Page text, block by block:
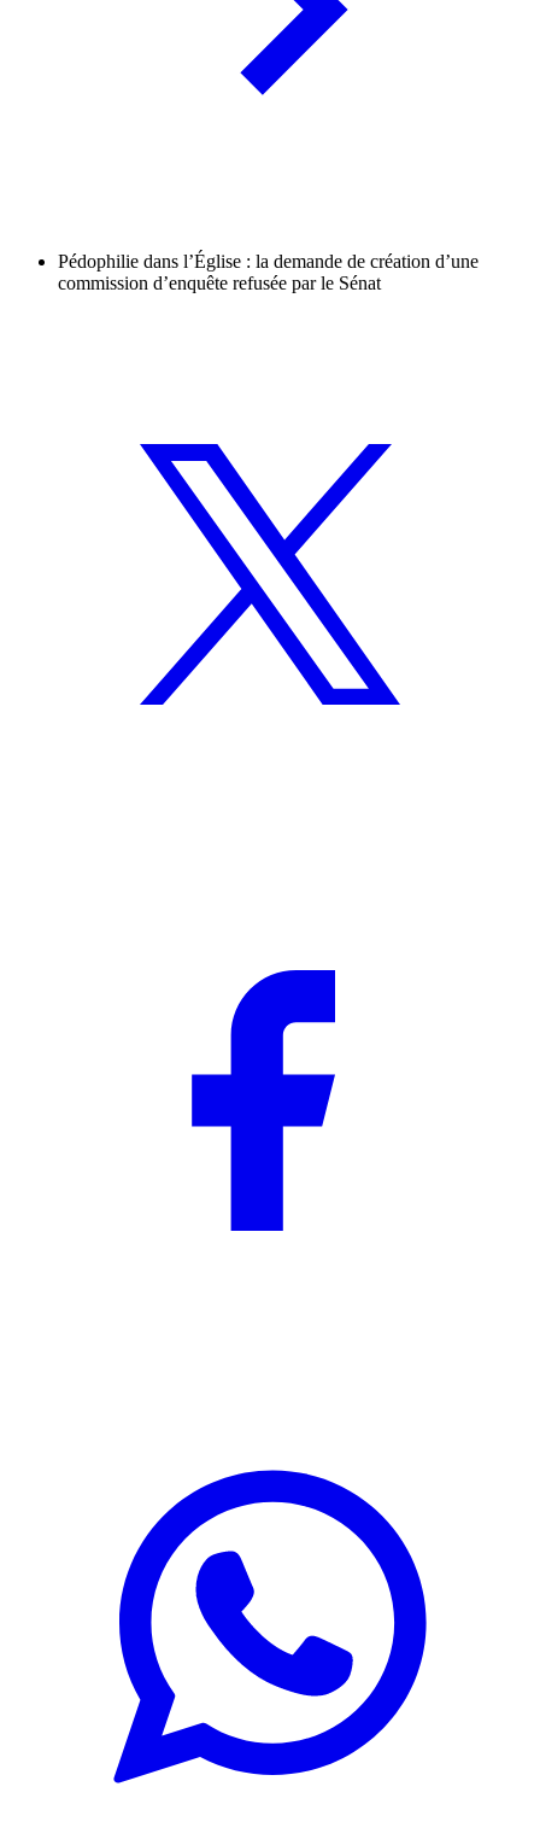
Pédophilie dans l’Église : la demande de création d’une
commission d’enquête refusée par le Sénat